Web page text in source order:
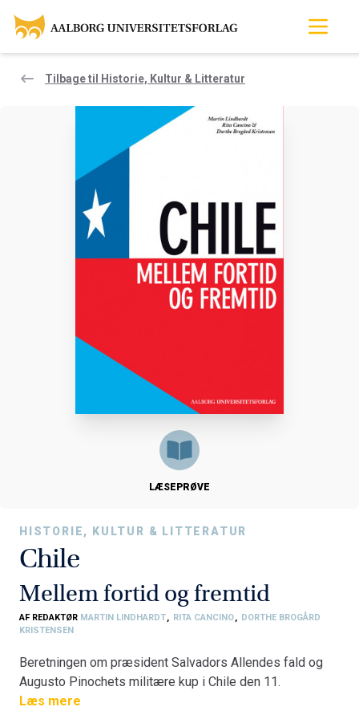
Tilbage til Historie, Kultur & Litteratur
LÆSEPRØVE
HISTORIE, KULTUR & LITTERATUR
Chile
Mellem fortid og fremtid
AF REDAKTØR MARTIN LINDHARDT, RITA CANCINO, DORTHE BROGÅRD
KRISTENSEN
Beretningen om præsident Salvadors Allendes fald og
Augusto Pinochets militære kup i Chile den 11.
september 1973 er velkendt i den danske offentlighed,
Læs mere